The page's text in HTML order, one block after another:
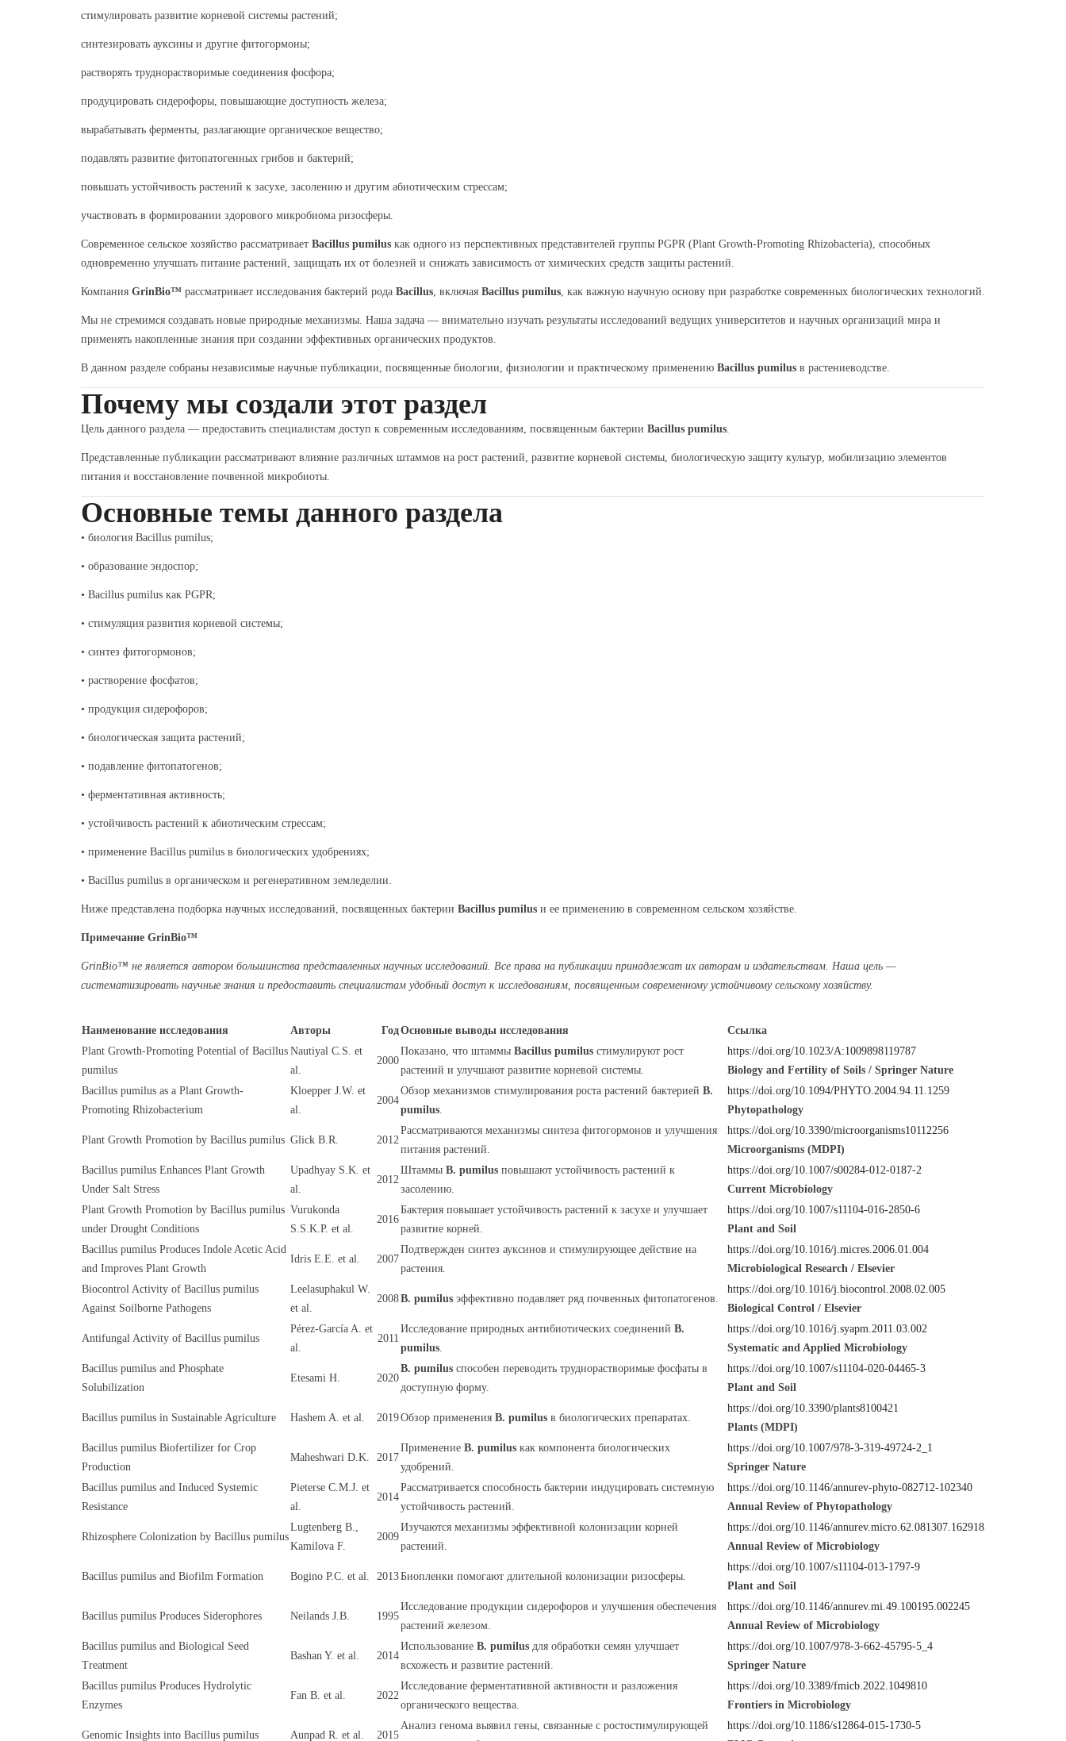
стимулировать развитие корневой системы растений;
синтезировать ауксины и другие фитогормоны;
растворять труднорастворимые соединения фосфора;
продуцировать сидерофоры, повышающие доступность железа;
вырабатывать ферменты, разлагающие органическое вещество;
подавлять развитие фитопатогенных грибов и бактерий;
повышать устойчивость растений к засухе, засолению и другим абиотическим стрессам;
участвовать в формировании здорового микробиома ризосферы.
Современное сельское хозяйство рассматривает Bacillus pumilus как одного из перспективных представителей группы PGPR (Plant Growth-Promoting Rhizobacteria), способных
одновременно улучшать питание растений, защищать их от болезней и снижать зависимость от химических средств защиты растений.
Компания GrinBio™ рассматривает исследования бактерий рода Bacillus , включая Bacillus pumilus , как важную научную основу при разработке современных биологических технологий.
Мы не стремимся создавать новые природные механизмы. Наша задача — внимательно изучать результаты исследований ведущих университетов и научных организаций мира и
применять накопленные знания при создании эффективных органических продуктов.
В данном разделе собраны независимые научные публикации, посвященные биологии, физиологии и практическому применению Bacillus pumilus в растениеводстве.
Почему мы создали этот раздел
Цель данного раздела — предоставить специалистам доступ к современным исследованиям, посвященным бактерии Bacillus pumilus
Представленные публикации рассматривают влияние различных штаммов на рост растений, развитие корневой системы, биологическую защиту культур, мобилизацию элементов
питания и восстановление почвенной микробиоты.
Основные темы данного раздела
• биология Bacillus pumilus;
• образование эндоспор;
• Bacillus pumilus как PGPR;
• стимуляция развития корневой системы;
• синтез фитогормонов;
• растворение фосфатов;
• продукция сидерофоров;
• биологическая защита растений;
• подавление фитопатогенов;
• ферментативная активность;
• устойчивость растений к абиотическим стрессам;
• применение Bacillus pumilus в биологических удобрениях;
• Bacillus pumilus в органическом и регенеративном земледелии.
Ниже представлена подборка научных исследований, посвященных бактерии Bacillus pumilus и ее применению в современном сельском хозяйстве.
Примечание GrinBio™
GrinBio™ не является автором большинства представленных научных исследований. Все права на публикации принадлежат их авторам и издательствам. Наша цель —
систематизировать научные знания и предоставить специалистам удобный доступ к исследованиям, посвященным современному устойчивому сельскому хозяйству.
Наименование исследования Авторы ГодОсновные выводы исследования
Ссылка
Plant Growth-Promoting Potential of Bacillus
pumilus
Nautiyal C.S. et
al.
2000
Показано, что штаммы Bacillus pumilus стимулируют рост
растений и улучшают развитие корневой системы.
https://doi.org/10.1023/A:1009898119787
Biology and Fertility of Soils / Springer Nature
Bacillus pumilus as a Plant Growth-
Promoting Rhizobacterium
Kloepper J.W. et
al.
2004
Обзор механизмов стимулирования роста растений бактерией B.
pumilus
https://doi.org/10.1094/PHYTO.2004.94.11.1259
Phytopathology
Plant Growth Promotion by Bacillus pumilus Glick B.R. 2012
Рассматриваются механизмы синтеза фитогормонов и улучшения
питания растений.
https://doi.org/10.3390/microorganisms10112256
Microorganisms (MDPI)
Bacillus pumilus Enhances Plant Growth
Under Salt Stress
Upadhyay S.K. et
al.
2012
Штаммы B. pumilus повышают устойчивость растений к
засолению.
https://doi.org/10.1007/s00284-012-0187-2
Current Microbiology
Plant Growth Promotion by Bacillus pumilus
under Drought Conditions
Vurukonda
S.S.K.P. et al.
2016
Бактерия повышает устойчивость растений к засухе и улучшает
развитие корней.
https://doi.org/10.1007/s11104-016-2850-6
Plant and Soil
Bacillus pumilus Produces Indole Acetic Acid
and Improves Plant Growth
Idris E.E. et al. 2007
Подтвержден синтез ауксинов и стимулирующее действие на
растения.
https://doi.org/10.1016/j.micres.2006.01.004
Microbiological Research / Elsevier
Biocontrol Activity of Bacillus pumilus
Against Soilborne Pathogens
Leelasuphakul W.
et al.
2008B. pumilus эффективно подавляет ряд почвенных фитопатогенов.
https://doi.org/10.1016/j.biocontrol.2008.02.005
Biological Control / Elsevier
Antifungal Activity of Bacillus pumilus
Pérez-García A. et
al.
2011
Исследование природных антибиотических соединений B.
pumilus
https://doi.org/10.1016/j.syapm.2011.03.002
Systematic and Applied Microbiology
Bacillus pumilus and Phosphate
Solubilization
Etesami H. 2020
B. pumilus способен переводить труднорастворимые фосфаты в
доступную форму.
https://doi.org/10.1007/s11104-020-04465-3
Plant and Soil
Bacillus pumilus in Sustainable Agriculture Hashem A. et al. 2019Обзор применения B. pumilus в биологических препаратах.
https://doi.org/10.3390/plants8100421
Plants (MDPI)
Bacillus pumilus Biofertilizer for Crop
Production
Maheshwari D.K. 2017
Применение B. pumilus как компонента биологических
удобрений.
https://doi.org/10.1007/978-3-319-49724-2_1
Springer Nature
Bacillus pumilus and Induced Systemic
Resistance
Pieterse C.M.J. et
al.
2014
Рассматривается способность бактерии индуцировать системную
устойчивость растений.
https://doi.org/10.1146/annurev-phyto-082712-102340
Annual Review of Phytopathology
Rhizosphere Colonization by Bacillus pumilus
Lugtenberg B.,
Kamilova F.
2009
Изучаются механизмы эффективной колонизации корней
растений.
https://doi.org/10.1146/annurev.micro.62.081307.162918
Annual Review of Microbiology
Bacillus pumilus and Biofilm Formation Bogino P.C. et al. 2013Биопленки помогают длительной колонизации ризосферы.
https://doi.org/10.1007/s11104-013-1797-9
Plant and Soil
Bacillus pumilus Produces Siderophores Neilands J.B. 1995
Исследование продукции сидерофоров и улучшения обеспечения
растений железом.
https://doi.org/10.1146/annurev.mi.49.100195.002245
Annual Review of Microbiology
Bacillus pumilus and Biological Seed
Treatment
Bashan Y. et al. 2014
Использование B. pumilus для обработки семян улучшает
всхожесть и развитие растений.
https://doi.org/10.1007/978-3-662-45795-5_4
Springer Nature
Bacillus pumilus Produces Hydrolytic
Enzymes
Fan B. et al. 2022
Исследование ферментативной активности и разложения
органического вещества.
https://doi.org/10.3389/fmicb.2022.1049810
Frontiers in Microbiology
Genomic Insights into Bacillus pumilus Aunpad R. et al. 2015
Анализ генома выявил гены, связанные с ростостимулирующей
https://doi.org/10.1186/s12864-015-1730-5